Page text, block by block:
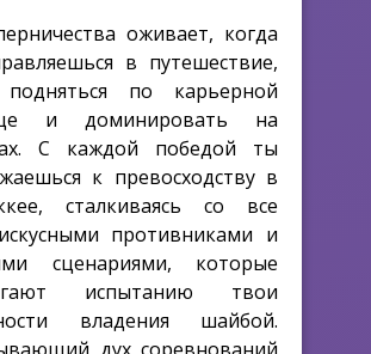
оживает, когда
в путешествие,
по карьерной
и доминировать на
С каждой победой ты
к превосходству в
сталкиваясь со все
противниками и
сценариями, которые
испытанию твои
владения шайбой.